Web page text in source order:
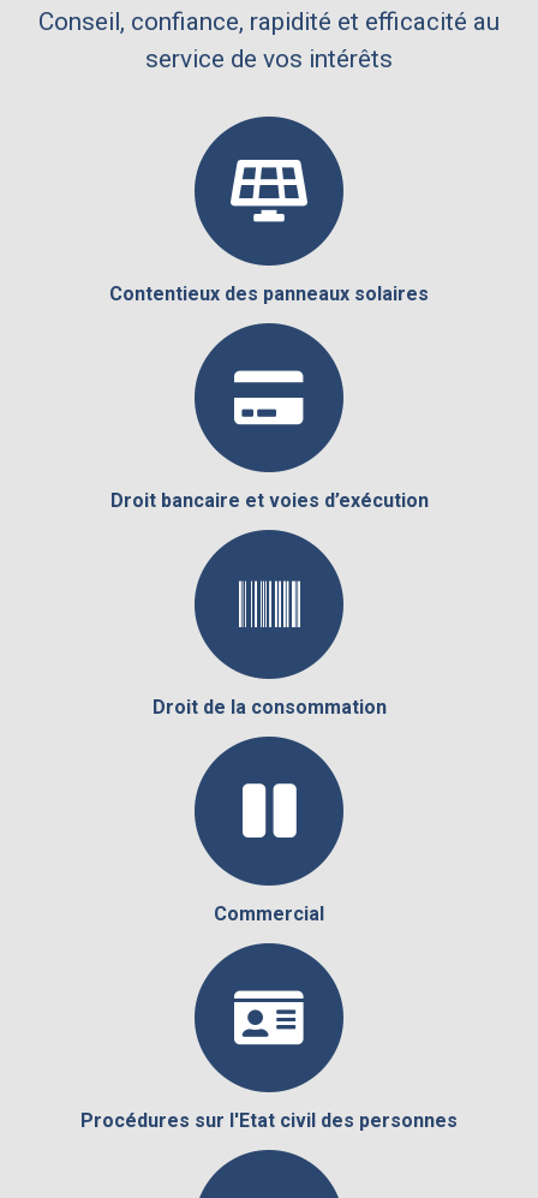
Conseil, confiance, rapidité et efficacité au
service de vos intérêts
Contentieux des panneaux solaires
Droit bancaire et voies d’exécution
Droit de la consommation
Commercial
Procédures sur l'Etat civil des personnes